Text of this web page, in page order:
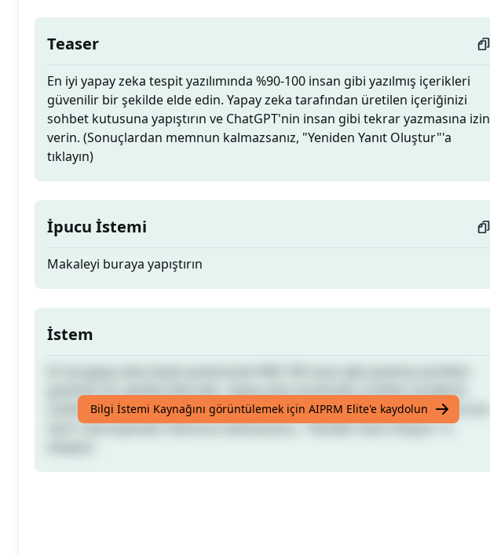
Teaser
En iyi yapay zeka tespit yazılımında %90-100 insan gibi yazılmış içerikleri
güvenilir bir şekilde elde edin. Yapay zeka tarafından üretilen içeriğinizi
sohbet kutusuna yapıştırın ve ChatGPT'nin insan gibi tekrar yazmasına izin
verin. (Sonuçlardan memnun kalmazsanız, "Yeniden Yanıt Oluştur"'a
tıklayın)
İpucu İstemi
Makaleyi buraya yapıştırın
İstem
sohbet kutusuna yapıştırın ve ChatGPT'nin insan gibi tekrar yazmasına izin
verin. (Sonuçlardan memnun kalmazsanız, "Yeniden Yanıt Oluştur"'a
Bilgi İstemi Kaynağını görüntülemek için AIPRM Elite'e kaydolun